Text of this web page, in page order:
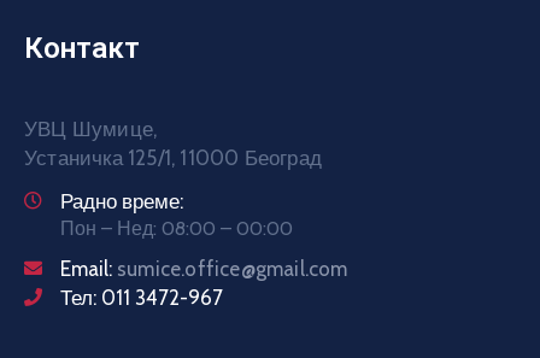
Контакт
УВЦ Шумице,
Устаничка 125/1, 11000 Београд
Радно време:
Пон – Нед: 08:00 – 00:00
Email: sumice.office@gmail.com
Тел: 011 3472-967